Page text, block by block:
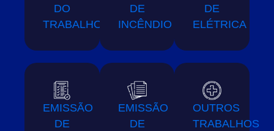
DO
TRABALHO
DE
INCÊNDIO
DE
ELÉTRICA
EMISSÃO
DE
EMISSÃO
DE
OUTROS
TRABALHOS